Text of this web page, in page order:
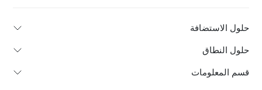
حلول الاستضافة
حلول النطاق
قسم المعلومات